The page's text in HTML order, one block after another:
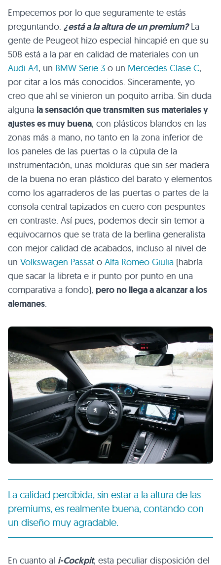
Empecemos por lo que seguramente te estás
preguntando: ¿está a la altura de un premium?La
gente de Peugeot hizo especial hincapié en que su
508 está a la par en calidad de materiales con un
Audi A4, un BMW Serie 3 o un Mercedes Clase C,
por citar a los más conocidos. Sinceramente, yo
creo que ahí se vinieron un poquito arriba. Sin duda
alguna la sensación que transmiten sus materiales y
ajustes es muy buena, con plásticos blandos en las
zonas más a mano, no tanto en la zona inferior de
los paneles de las puertas o la cúpula de la
instrumentación, unas molduras que sin ser madera
de la buena no eran plástico del barato y elementos
como los agarraderos de las puertas o partes de la
consola central tapizados en cuero con pespuntes
en contraste. Así pues, podemos decir sin temor a
equivocarnos que se trata de la berlina generalista
con mejor calidad de acabados, incluso al nivel de
un Volkswagen Passat o Alfa Romeo Giulia (habría
que sacar la libreta e ir punto por punto en una
comparativa a fondo), pero no llega a alcanzar a los
alemanes.
La calidad percibida, sin estar a la altura de las
premiums, es realmente buena, contando con
un diseño muy agradable.
En cuanto al i-Cockpit, esta peculiar disposición del